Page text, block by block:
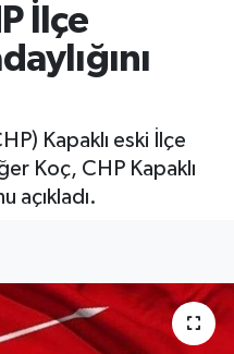
İlçe
Kapaklı eski İlçe
Koç, CHP Kapaklı
açıkladı.
Haritası
ve Fikstür